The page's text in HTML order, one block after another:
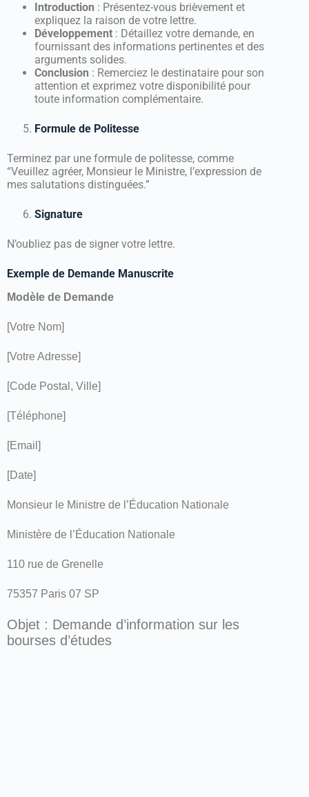
Introduction : Présentez-vous brièvement et
expliquez la raison de votre lettre.
Développement : Détaillez votre demande, en
fournissant des informations pertinentes et des
arguments solides.
Conclusion : Remerciez le destinataire pour son
attention et exprimez votre disponibilité pour
toute information complémentaire.
Formule de Politesse
Terminez par une formule de politesse, comme
“Veuillez agréer, Monsieur le Ministre, l’expression de
mes salutations distinguées.”
Signature
N’oubliez pas de signer votre lettre.
Exemple de Demande Manuscrite
Modèle de Demande
[Votre Nom]
[Votre Adresse]
[Code Postal, Ville]
[Téléphone]
[Email]
[Date]
Monsieur le Ministre de l’Éducation Nationale
Ministère de l’Éducation Nationale
110 rue de Grenelle
75357 Paris 07 SP
Objet : Demande d’information sur les
bourses d’études